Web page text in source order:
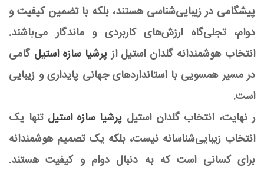
پیشگامی در زیبایی‌شناسی هستند، بلکه با تضمین کیفیت و
دوام، تجلی‌گاه ارزش‌های کاربردی و ماندگار می‌باشند.
انتخاب هوشمندانه گلدان استیل ازپرشیا سازه استیل گامی
در مسیر همسویی با استانداردهای جهانی پایداری و زیبایی
است.
ر نهایت، انتخاب گلدان استیل پرشیا سازه استیل تنها یک
انتخاب زیبایی‌شناسانه نیست، بلکه یک تصمیم هوشمندانه
برای کسانی است که به دنبال دوام و کیفیت هستند.